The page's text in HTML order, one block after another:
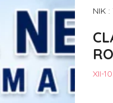
NIK
XII-10